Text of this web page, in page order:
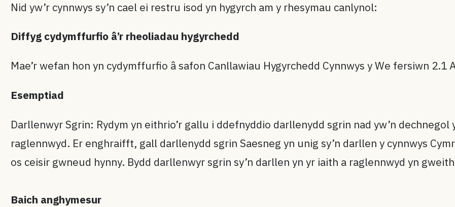
Nid yw’r cynnwys sy’n cael ei restru isod yn hygyrch am y rhesymau canlynol:
Diffyg cydymffurfio â’r rheoliadau hygyrchedd
Mae’r wefan hon yn cydymffurfio â safon Canllawiau Hygyrchedd Cynnwys y We fersiwn 2.1
Esemptiad
Darllenwyr Sgrin: Rydym yn eithrio’r gallu i ddefnyddio darllenydd sgrin nad yw’n
raglennwyd. Er enghraifft, gall darllenydd sgrin Saesneg yn unig sy’n darllen y cynnwys
os ceisir gwneud hynny. Bydd darllenwyr sgrin sy’n darllen yn yr iaith a raglennwyd yn
Baich anghymesur